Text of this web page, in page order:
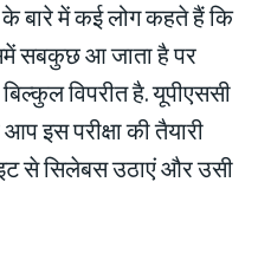
बारे में कई लोग कहते हैं कि
सबकुछ आ जाता है पर
विपरीत है. यूपीएससी
इस परीक्षा की तैयारी
से सिलेबस उठाएं और उसी